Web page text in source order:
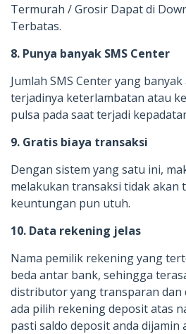
Termurah / Grosir Dapat di
Terbatas.
8. Punya banyak SMS Center
Jumlah SMS Center yang
terjadinya keterlambatan atau
pulsa pada saat terjadi
9. Gratis biaya transaksi
Dengan sistem yang satu ini,
melakukan transaksi tidak akan
keuntungan pun utuh.
10. Data rekening jelas
Nama pemilik rekening yang
beda antar bank, sehingga
distributor yang transparan dan
ada pilih rekening deposit atas
pasti saldo deposit anda dijamin